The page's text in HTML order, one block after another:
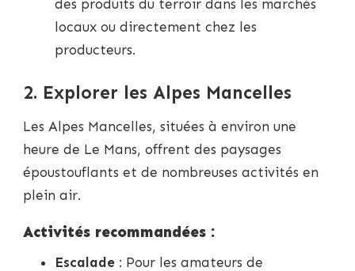
des produits du terroir dans les marchés
locaux ou directement chez les
producteurs.
2. Explorer les Alpes Mancelles
Les Alpes Mancelles, situées à environ une
heure de Le Mans, offrent des paysages
époustouflants et de nombreuses activités en
plein air.
Activités recommandées :
Escalade : Pour les amateurs de